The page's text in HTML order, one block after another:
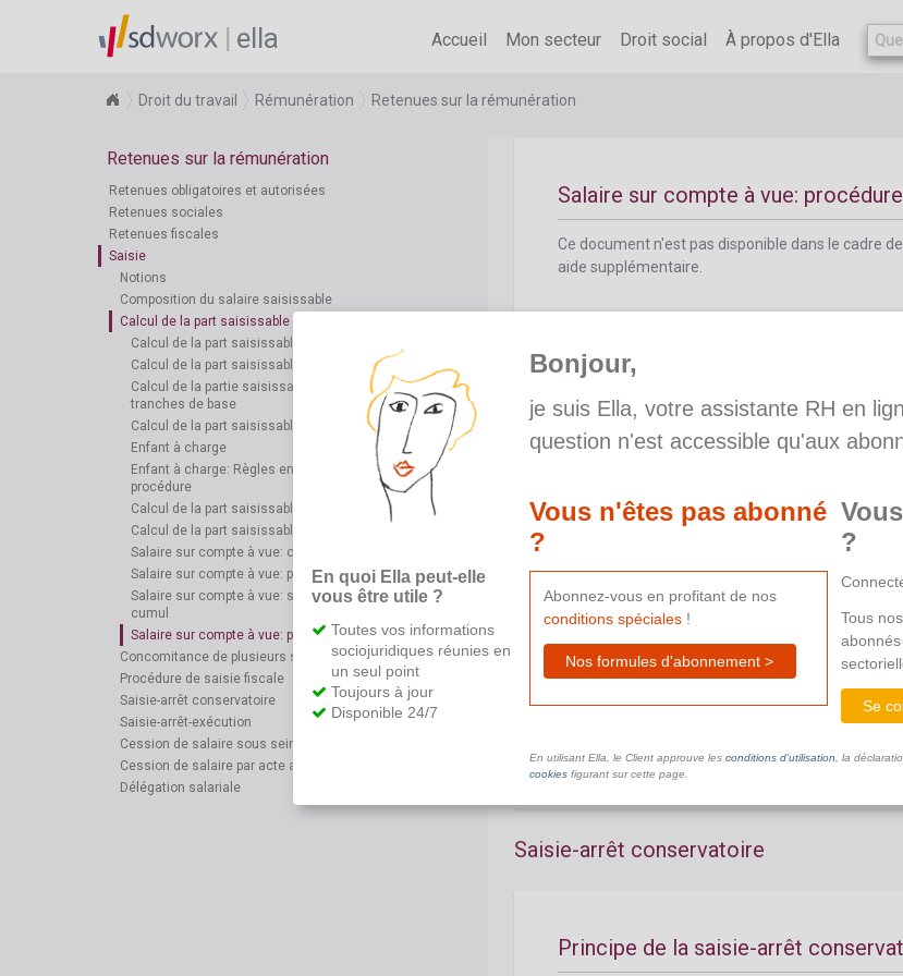
ella Accueil Mon secteur Droit social À propos d'Ella
Droit du travail Rémunération Retenues sur la rémunération
Retenues sur la rémunération
Retenues obligatoires et autorisées
Retenues sociales
Retenues fiscales
Saisie
Notions
Composition du salaire saisissable
Calcul de la part saisissable
Calcul de la part saisissable : Principe
Calcul de la part saisissable - revenu minimum
Calcul de la partie saisissable - récapitulatif des
tranches de base
Calcul de la part saisissable : mode de calcul
Enfant à charge
Enfant à charge: Règles en matière de preuve et de
procédure
Calcul de la part saisissable: sanction
Calcul de la part saisissable: salaire sur compte à vue
Salaire sur compte à vue: code
Salaire sur compte à vue: période de protection
Salaire sur compte à vue: suppression des règles de
cumul
Salaire sur compte à vue: procédure
Concomitance de plusieurs saisies ou cessions
Procédure de saisie fiscale
Saisie-arrêt conservatoire
Saisie-arrêt-exécution
Cession de salaire sous seing privé
Cession de salaire par acte authentique
Délégation salariale
aide supplémentaire.
Salaire sur compte à vue: procédure
Ce document n'est pas disponible dans le cadre
aide supplémentaire.
Concomitance de plusieurs saisies
aide supplémentaire.
Procédure de saisie fiscale
Ce document n'est pas disponible dans le cadre
Saisie-arrêt conservatoire
Principe de la saisie-arrêt
En quoi Ella peut-elle
vous être utile ?
Toutes vos informations
sociojuridiques réunies en
un seul point
Toujours à jour
Disponible 24/7
Bonjour,
je suis Ella, votre assistante RH en
question n'est accessible qu'aux
Vous n'êtes pas abonné
?
Abonnez-vous en profitant de nos
conditions spéciales!
Nos formules d'abonnement >
?
Tous
Se
En utilisant Ella, le Client approuve les conditions d’utilisation , la
cookiesfigurant sur cette page.